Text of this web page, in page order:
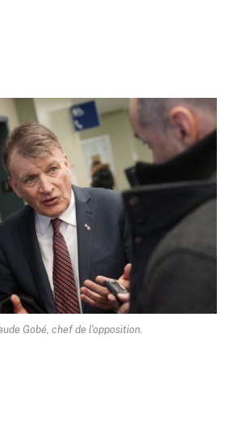
Gobé, chef de l'opposition.